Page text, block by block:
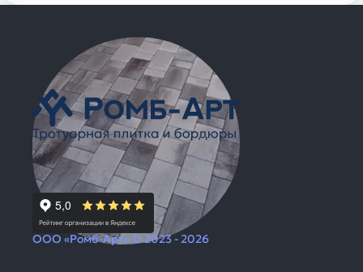
ООО «Ромб-Арт» © 2023 - 2026